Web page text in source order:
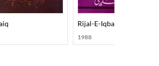
Doctor Murli Manohar Joshi
Rijal-E-Iqbal
1988